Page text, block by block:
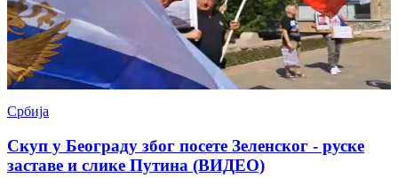
Србија
Скуп у Београду због посете Зеленског - руске
заставе и слике Путина (ВИДЕО)